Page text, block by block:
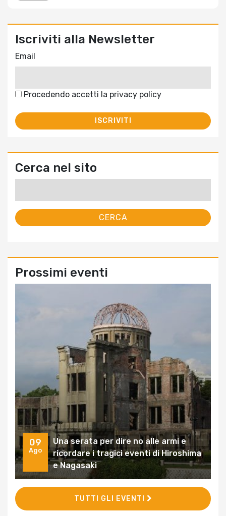
Iscriviti alla Newsletter
Email
Procedendo accetti la privacy policy
Cerca nel sito
Prossimi eventi
09
Ago
Una serata per dire no alle armi e
ricordare i tragici eventi di Hiroshima
e Nagasaki
TUTTI GLI EVENTI